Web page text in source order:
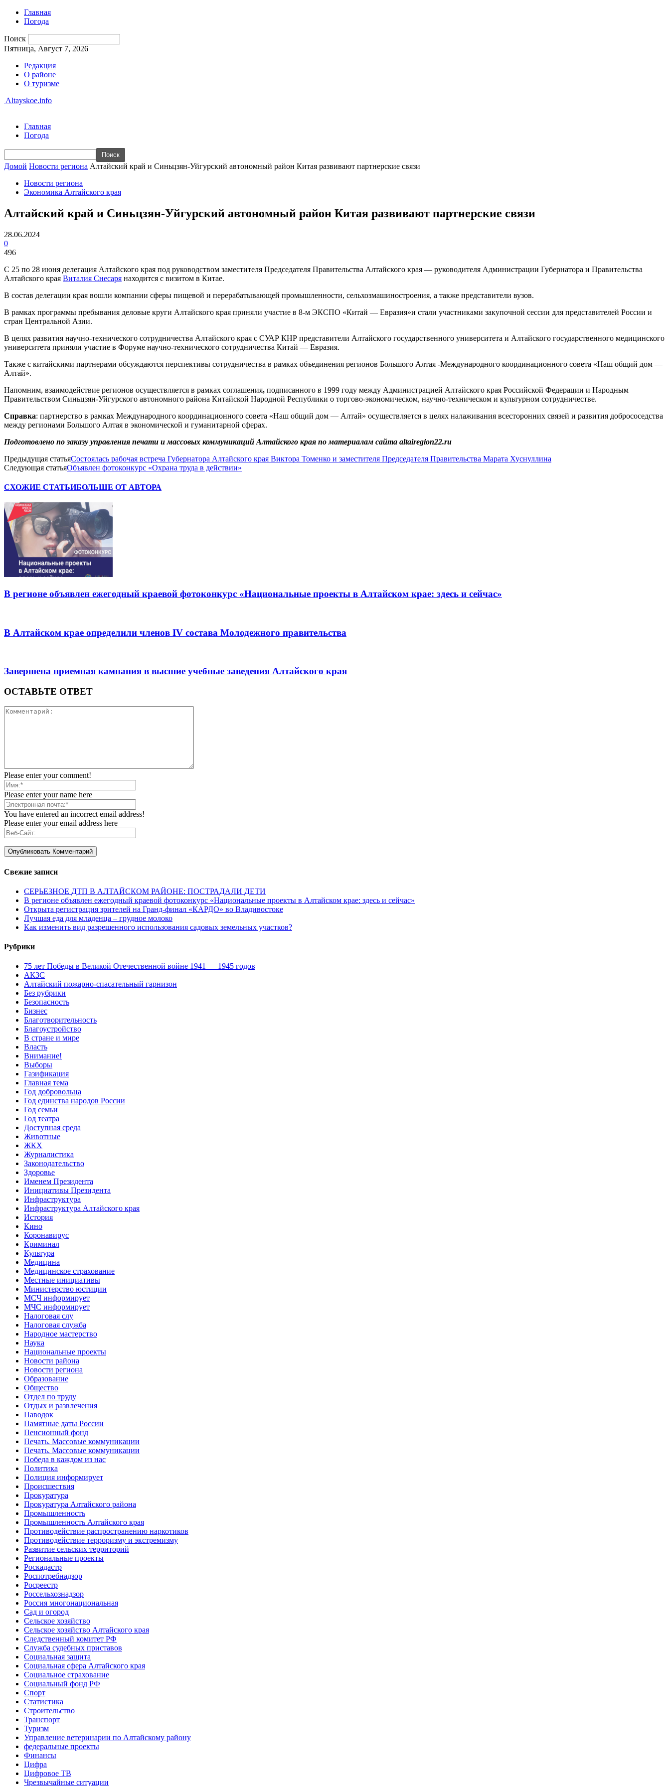
Главная
Погода
Поиск
Пятница, Август 7, 2026
Редакция
О районе
О туризме
Altayskoe.info
Главная
Погода
Домой Новости региона Алтайский край и Синьцзян-Уйгурский автономный район Китая развивают партнерские связи
Новости региона
Экономика Алтайского края
Алтайский край и Синьцзян-Уйгурский автономный район Китая развивают партнерские связи
28.06.2024
0
496
С 25 по 28 июня делегация Алтайского края под руководством заместителя Председателя Правительства Алтайского края — руководителя Администрации Губернатора и Правительства
Алтайского края Виталия Снесаря находится с визитом в Китае.
В состав делегации края вошли компании сферы пищевой и перерабатывающей промышленности, сельхозмашиностроения, а также представители вузов.
В рамках программы пребывания деловые круги Алтайского края приняли участие в 8-м ЭКСПО «Китай — Евразия»и стали участниками закупочной сессии для представителей России и
стран Центральной Азии.
В целях развития научно-технического сотрудничества Алтайского края с СУАР КНР представители Алтайского государственного университета и Алтайского государственного медицинского
университета приняли участие в Форуме научно-технического сотрудничества Китай — Евразия.
Также с китайскими партнерами обсуждаются перспективы сотрудничества в рамках объединения регионов Большого Алтая -Международного координационного совета «Наш общий дом —
Алтай».
Напомним, взаимодействие регионов осуществляется в рамках соглашения, подписанного в 1999 году между Администрацией Алтайского края Российской Федерации и Народным
Правительством Синьцзян-Уйгурского автономного района Китайской Народной Республики о торгово-экономическом, научно-техническом и культурном сотрудничестве.
Справка: партнерство в рамках Международного координационного совета «Наш общий дом — Алтай» осуществляется в целях налаживания всесторонних связей и развития добрососедства
между регионами Большого Алтая в экономической и гуманитарной сферах.
Подготовлено по заказу управления печати и массовых коммуникаций Алтайского края по материалам сайта altairegion22.ru
Предыдущая статьяСостоялась рабочая встреча Губернатора Алтайского края Виктора Томенко и заместителя Председателя Правительства Марата Хуснуллина
Следующая статьяОбъявлен фотоконкурс «Охрана труда в действии»
СХОЖИЕ СТАТЬИБОЛЬШЕ ОТ АВТОРА
В регионе объявлен ежегодный краевой фотоконкурс «Национальные проекты в Алтайском крае: здесь и сейчас»
В Алтайском крае определили членов IV состава Молодежного правительства
Завершена приемная кампания в высшие учебные заведения Алтайского края
ОСТАВЬТЕ ОТВЕТ
Please enter your comment!
Please enter your name here
You have entered an incorrect email address!
Please enter your email address here
Свежие записи
СЕРЬЕЗНОЕ ДТП В АЛТАЙСКОМ РАЙОНЕ: ПОСТРАДАЛИ ДЕТИ
В регионе объявлен ежегодный краевой фотоконкурс «Национальные проекты в Алтайском крае: здесь и сейчас»
Открыта регистрация зрителей на Гранд-финал «КАРДО» во Владивостоке
Лучшая еда для младенца – грудное молоко
Как изменить вид разрешенного использования садовых земельных участков?
Рубрики
75 лет Победы в Великой Отечественной войне 1941 — 1945 годов
АКЗС
Алтайский пожарно-спасательный гарнизон
Без рубрики
Безопасность
Бизнес
Благотворительность
Благоустройство
В стране и мире
Власть
Внимание!
Выборы
Газификация
Главная тема
Год добровольца
Год единства народов России
Год семьи
Год театра
Доступная среда
Животные
ЖКХ
Журналистика
Законодательство
Здоровье
Именем Президента
Инициативы Президента
Инфраструктура
Инфраструктура Алтайского края
История
Кино
Коронавирус
Криминал
Культура
Медицина
Медицинское страхование
Местные инициативы
Министерство юстиции
МСЧ информирует
МЧС информирует
Налоговая слу
Налоговая служба
Народное мастерство
Наука
Национальные проекты
Новости района
Новости региона
Образование
Общество
Отдел по труду
Отдых и развлечения
Паводок
Памятные даты России
Пенсионный фонд
Печать. Массовые коммуникации
Печать. Массовые коммуникации
Победа в каждом из нас
Политика
Полиция информирует
Происшествия
Прокуратура
Прокуратура Алтайского района
Промышленность
Промышленность Алтайского края
Противодействие распространению наркотиков
Противодействие терроризму и экстремизму
Развитие сельских территорий
Региональные проекты
Роскадастр
Роспотребнадзор
Росреестр
Россельхознадзор
Россия многонациональная
Сад и огород
Сельское хозяйство
Сельское хозяйство Алтайского края
Следственный комитет РФ
Служба судебных приставов
Социальная защита
Социальная сфера Алтайского края
Социальное страхование
Социальный фонд РФ
Спорт
Статистика
Строительство
Транспорт
Туризм
Управление ветеринарии по Алтайскому району
федеральные проекты
Финансы
Цифра
Цифровое ТВ
Чрезвычайные ситуации